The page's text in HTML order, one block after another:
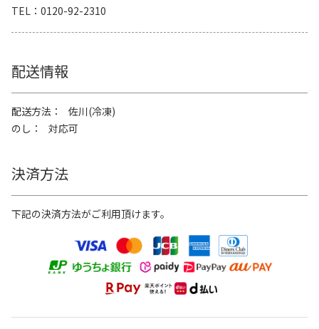
TEL
0120-92-2310
配送情報
配送方法
佐川(冷凍)
のし
対応可
決済方法
下記の決済方法がご利用頂けます。